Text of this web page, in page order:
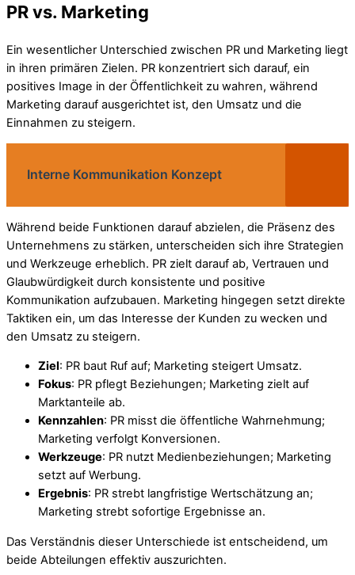
PR vs. Marketing
Ein wesentlicher Unterschied zwischen PR und Marketing liegt
in ihren primären Zielen. PR konzentriert sich darauf, ein
positives Image in der Öffentlichkeit zu wahren, während
Marketing darauf ausgerichtet ist, den Umsatz und die
Einnahmen zu steigern.
Interne Kommunikation Konzept
Während beide Funktionen darauf abzielen, die Präsenz des
Unternehmens zu stärken, unterscheiden sich ihre Strategien
und Werkzeuge erheblich. PR zielt darauf ab, Vertrauen und
Glaubwürdigkeit durch konsistente und positive
Kommunikation aufzubauen. Marketing hingegen setzt direkte
Taktiken ein, um das Interesse der Kunden zu wecken und
den Umsatz zu steigern.
Ziel: PR baut Ruf auf; Marketing steigert Umsatz.
Fokus: PR pflegt Beziehungen; Marketing zielt auf
Marktanteile ab.
Kennzahlen: PR misst die öffentliche Wahrnehmung;
Marketing verfolgt Konversionen.
Werkzeuge: PR nutzt Medienbeziehungen; Marketing
setzt auf Werbung.
Ergebnis: PR strebt langfristige Wertschätzung an;
Marketing strebt sofortige Ergebnisse an.
Das Verständnis dieser Unterschiede ist entscheidend, um
beide Abteilungen effektiv auszurichten.